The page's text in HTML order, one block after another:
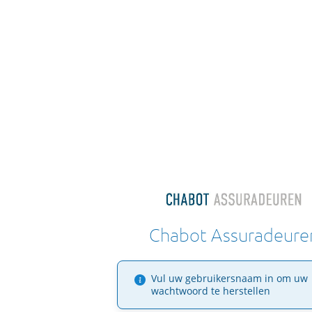
Chabot
Vul uw gebruikersnaam in om uw
wachtwoord te herstellen